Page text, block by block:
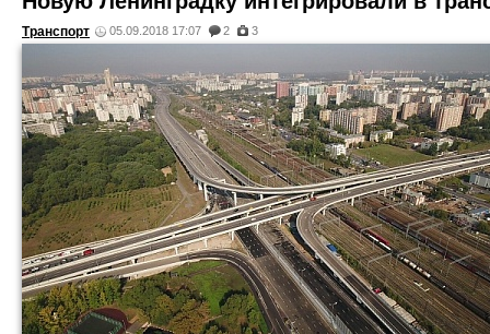
Транспорт 05.09.2018 17:07 2 3